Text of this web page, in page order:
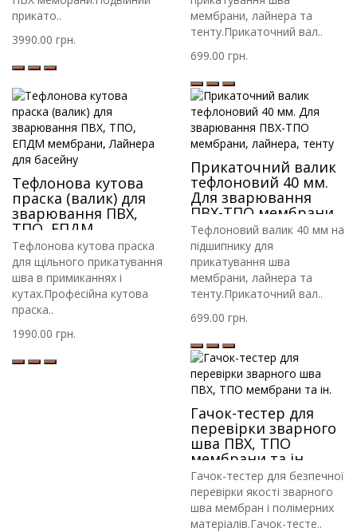
прикато..
3990.00 грн.
мембрани, лайнера та
тенту.Прикаточний вал..
699.00 грн.
Тефлонова кутова
праска (валик) для
зварювання ПВХ,
ТПО, ЕПДМ
мембрани, Лайнера
для басейну
Тефлонова кутова праска
для щільного прикатування
шва в примиканнях і
кутах.Професійна кутова
праска..
1990.00 грн.
Прикаточний валик
тефлоновий 40 мм.
Для зварювання
ПВХ-ТПО мембрани,
лайнера, тенту
Тефлоновий валик 40 мм на
підшипнику для
прикатування шва
мембрани, лайнера та
тенту.Прикаточний вал..
699.00 грн.
Гачок-тестер для
перевірки зварного
шва ПВХ, ТПО
мембрани та ін.
Гачок-тестер для безпечної
перевірки якості зварного
шва мембран і полімерних
матеріалів.Гачок-тесте..